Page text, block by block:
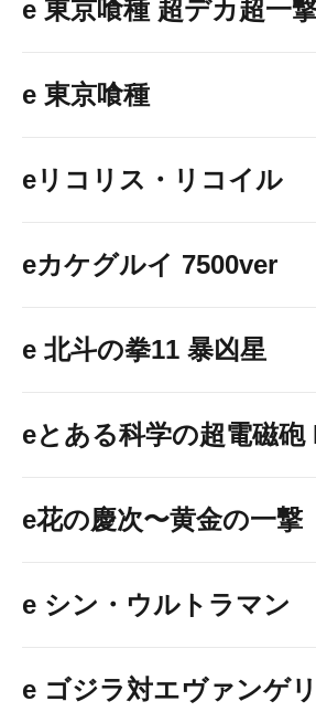
e 東京喰種 超デカ超一
e 東京喰種
eリコリス・リコイル
eカケグルイ 7500ver
e 北斗の拳11 暴凶星
eとある科学の超電磁砲
e花の慶次〜黄金の一撃
e シン・ウルトラマン
e ゴジラ対エヴァンゲ